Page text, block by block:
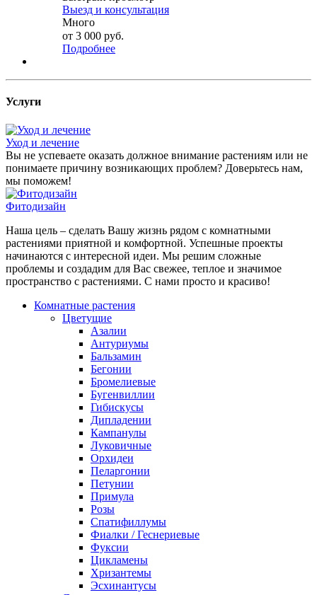
Выезд и консультация
Много
от 3 000 руб.
Подробнее
Услуги
Уход и лечение
Вы не успеваете оказать должное внимание растениям или не
понимаете причину возникающих проблем? Доверьтесь нам,
мы поможем!
Фитодизайн
Наша цель – сделать Вашу жизнь рядом с комнатными
растениями приятной и комфортной. Успешные проекты
начинаются с интересной идеи. Мы решим сложные
проблемы и создадим для Вас свежее, теплое и значимое
пространство с растениями. С нами просто и красиво!
Комнатные растения
Цветущие
Азалии
Антуриумы
Бальзамин
Бегонии
Бромелиевые
Бугенвиллии
Гибискусы
Дипладении
Кампанулы
Луковичные
Орхидеи
Пеларгонии
Петунии
Примула
Розы
Спатифиллумы
Фиалки / Геснериевые
Фуксии
Цикламены
Хризантемы
Эсхинантусы